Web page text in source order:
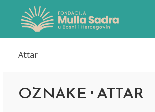
Attar
OZNAKE ATTAR